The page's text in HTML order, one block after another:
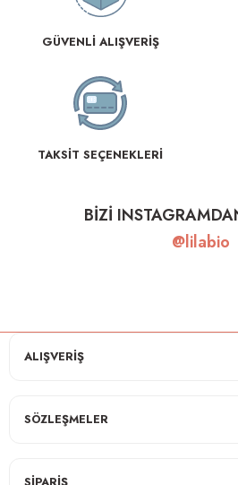
GÜVENLİ ALIŞVERİŞ
TAKSİT SEÇENEKLERİ
BİZİ
@lilabio
ALIŞVERİŞ
SÖZLEŞMELER